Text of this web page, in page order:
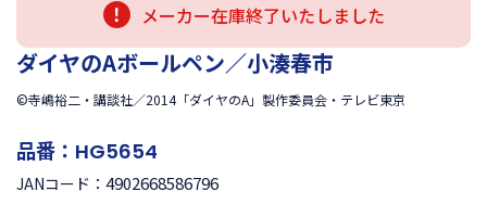
メーカー在庫終了いたしました
ダイヤのAボールペン／小湊春市
©寺嶋裕二・講談社／2014「ダイヤのA」製作委員会・テレビ東京
品番： HG5654
JANコード： 4902668586796